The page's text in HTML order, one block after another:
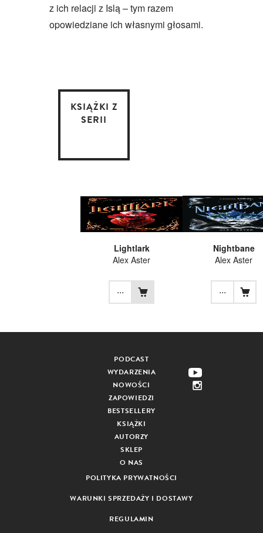
z ich relacji z Islą – tym razem
opowiedziane ich własnymi głosami.
KSIĄŻKI Z
SERII
Lightlark
Alex Aster
...
Nightbane
Alex Aster
...
PODCAST
WYDARZENIA
NOWOŚCI
ZAPOWIEDZI
BESTSELLERY
KSIĄŻKI
AUTORZY
SKLEP
O NAS
POLITYKA PRYWATNOŚCI
WARUNKI SPRZEDAŻY I DOSTAWY
REGULAMIN